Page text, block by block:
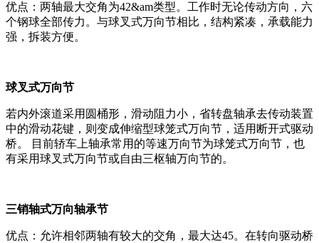
优点：两轴最大交角为42&am类型。工作时无论传动方向，六
个钢球全部传力。与球叉式万向节相比，结构紧凑，承载能力
强，拆装方便。
球叉式万向节
若内外滚道采用圆桶形，滑动阻力小，省转盘轴承去传动装置
中的滑动花键，则变成伸缩型球笼式万向节，适用断开式驱动
桥。 目前轿车上轴承常用的等速万向节为球笼式万向节，也
有采用球叉式万向节或自由三枢轴万向节的。
三销轴式万向轴承节
优点：允许相邻两轴有较大的交角，最大达45。在转向驱动桥